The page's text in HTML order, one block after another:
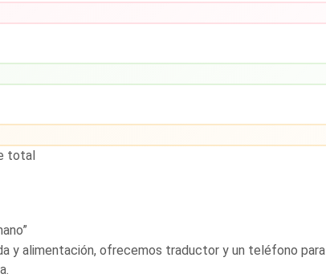
total
y alimentación, ofrecemos traductor y un teléfono para